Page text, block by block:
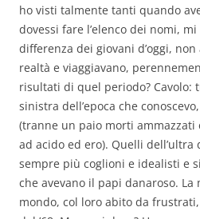
ho visti talmente tanti quando
dovessi fare l’elenco dei nomi,
differenza dei giovani d’oggi,
realtà e viaggiavano,
risultati di quel periodo? Cavolo:
sinistra dell’epoca che
(tranne un paio morti ammazzati
ad acido ed ero). Quelli dell’ultra
sempre più coglioni e idealisti e
che avevano il papi danaroso. La
mondo, col loro abito da